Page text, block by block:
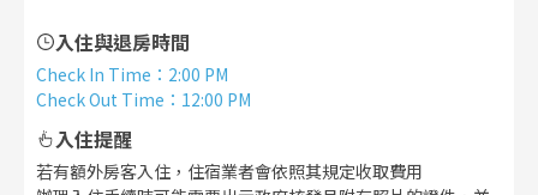
入住與退房時間
Check In Time ： 2:00 PM
Check Out Time ： 12:00 PM
入住提醒
若有額外房客入住，住宿業者會依照其規定收取費用